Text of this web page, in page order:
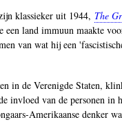
klassieker uit 1944, The
land immuun maakte
van wat hij een
in de Verenigde Staten,
invloed van de personen
Amerikaanse denker